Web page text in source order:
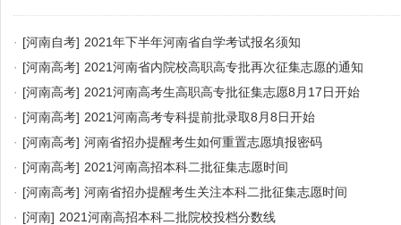
· [河南自考] 2021年下半年河南省自学考试报名须知
· [河南高考] 2021河南省内院校高职高专批再次征集志愿的通知
· [河南高考] 2021河南高考生高职高专批征集志愿8月17日开始
· [河南高考] 2021河南高考专科提前批录取8月8日开始
· [河南高考] 河南省招办提醒考生如何重置志愿填报密码
· [河南高考] 2021河南高招本科二批征集志愿时间
· [河南高考] 河南省招办提醒考生关注本科二批征集志愿时间
· [河南] 2021河南高招本科二批院校投档分数线